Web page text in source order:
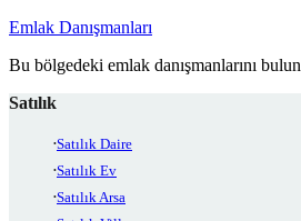
Emlak Danışmanları
Bu bölgedeki emlak danışmanlarını bulun
Satılık
Satılık Daire
Satılık Ev
Satılık Arsa